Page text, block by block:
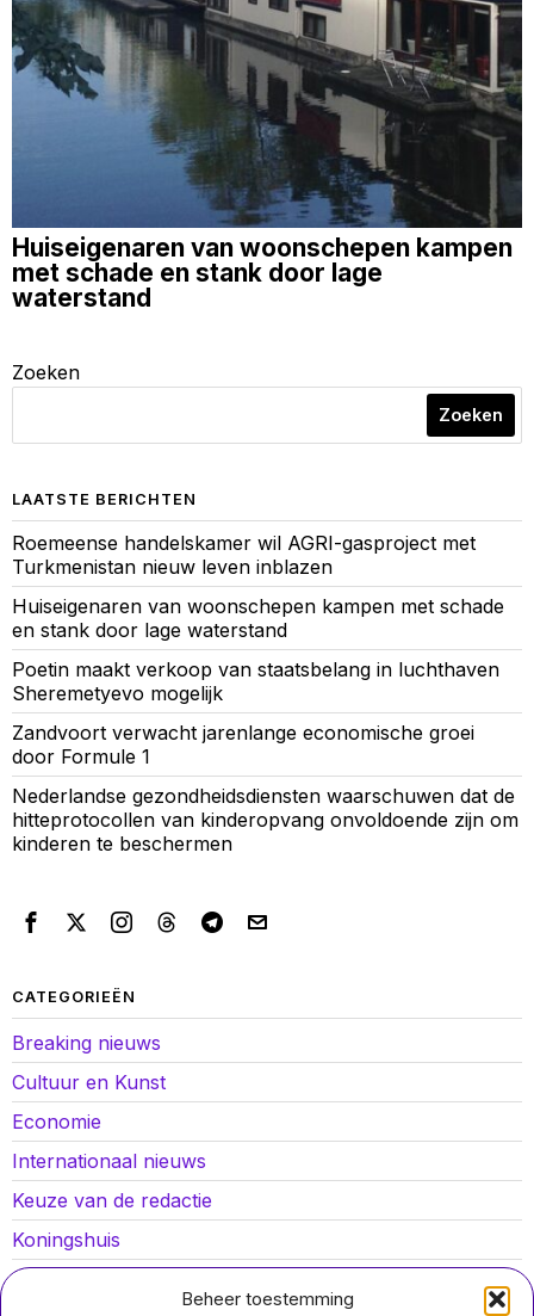
Beheer toestemming
Huiseigenaren van woonschepen kampen
met schade en stank door lage
waterstand
Zoeken
Zoeken
LAATSTE BERICHTEN
Roemeense handelskamer wil AGRI-gasproject met
Turkmenistan nieuw leven inblazen
Huiseigenaren van woonschepen kampen met schade
en stank door lage waterstand
Poetin maakt verkoop van staatsbelang in luchthaven
Sheremetyevo mogelijk
Zandvoort verwacht jarenlange economische groei
door Formule 1
Nederlandse gezondheidsdiensten waarschuwen dat de
hitteprotocollen van kinderopvang onvoldoende zijn om
kinderen te beschermen
CATEGORIEËN
Breaking nieuws
Cultuur en Kunst
Economie
Internationaal nieuws
Keuze van de redactie
Koningshuis
Lokaal nieuws